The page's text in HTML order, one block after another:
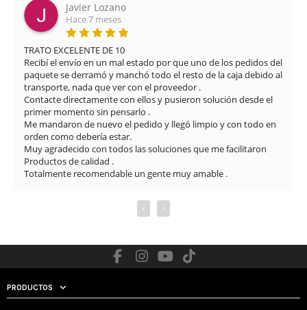
Javier Lozano
Hace 7 meses
TRATO EXCELENTE DE 10
Recibí el envío en un mal estado por que uno de los pedidos del
paquete se derramó y manchó todo el resto de la caja debido al
transporte, nada que ver con el proveedor .
Contacte directamente con ellos y pusieron solución desde el
primer momento sin pensarlo .
Me mandaron de nuevo el pedido y llegó limpio y con todo en
orden como debería estar.
Muy agradecido con todos las soluciones que me facilitaron
Productos de calidad .
Totalmente recomendable un gente muy amable .
‹ ›
PRODUCTOS